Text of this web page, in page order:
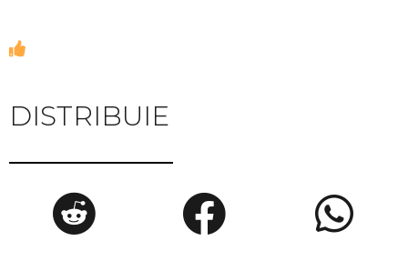
DISTRIBUIE